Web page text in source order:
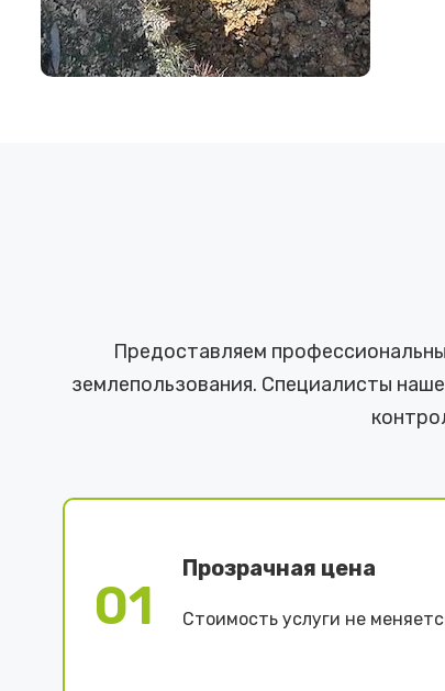
Предоставляем
землепользования. Специалисты
01
Прозрачная цена
Стоимость услуги не